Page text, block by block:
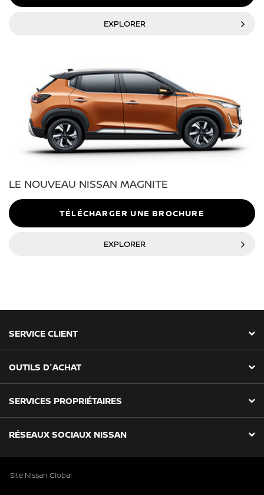
EXPLORER
LE NOUVEAU NISSAN MAGNITE
TÉLÉCHARGER UNE BROCHURE
EXPLORER
SERVICE CLIENT
OUTILS D'ACHAT
SERVICES PROPRIÉTAIRES
RÉSEAUX SOCIAUX NISSAN
Site Nissan Global